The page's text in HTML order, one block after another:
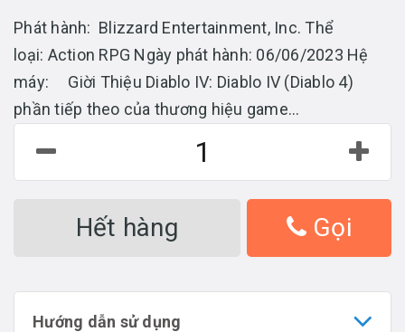
Phát hành: Blizzard Entertainment, Inc. Thể
loại: Action RPG Ngày phát hành: 06/06/2023 Hệ
máy: Giời Thiệu Diablo IV: Diablo IV (Diablo 4)
phần tiếp theo của thương hiệu game...
Hết hàng Gọi
Hướng dẫn sử dụng